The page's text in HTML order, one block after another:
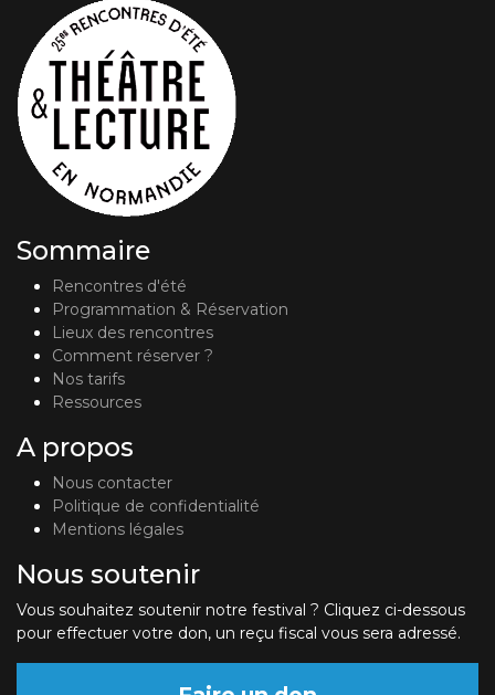
Sommaire
Rencontres d'été
Programmation & Réservation
Lieux des rencontres
Comment réserver ?
Nos tarifs
Ressources
A propos
Nous contacter
Politique de confidentialité
Mentions légales
Nous soutenir
Vous souhaitez soutenir notre festival ? Cliquez ci-dessous
pour effectuer votre don, un reçu fiscal vous sera adressé.